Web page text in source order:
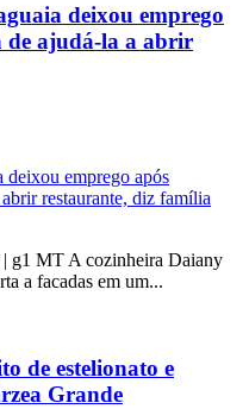
deixou emprego
de ajudá-la a abrir
g1 MT A cozinheira Daiany
a facadas em um...
de estelionato e
Grande